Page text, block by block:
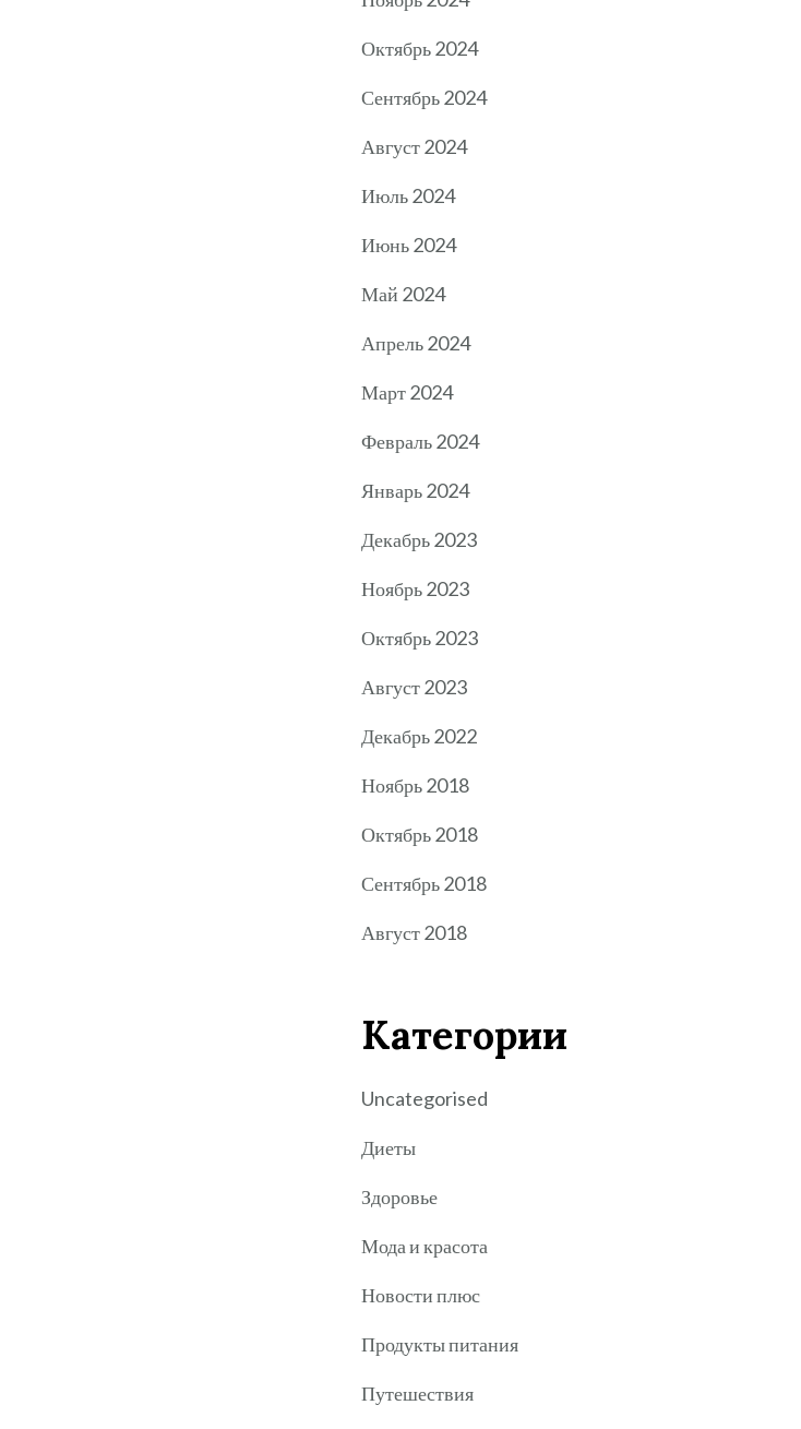
Октябрь 2024
Сентябрь 2024
Август 2024
Июль 2024
Июнь 2024
Май 2024
Апрель 2024
Март 2024
Февраль 2024
Январь 2024
Декабрь 2023
Ноябрь 2023
Октябрь 2023
Август 2023
Декабрь 2022
Ноябрь 2018
Октябрь 2018
Сентябрь 2018
Август 2018
Категории
Uncategorised
Диеты
Здоровье
Мода и красота
Новости плюс
Продукты питания
Путешествия